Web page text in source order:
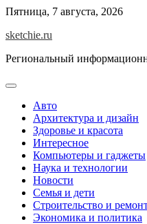
Skip
content
Пятница, 7 августа, 2026
sketchie.ru
Региональный
Авто
Архитектура и дизайн
Здоровье и красота
Интересное
Компьютеры и гаджеты
Наука и технологии
Новости
Семья и дети
Строительство и
Экономика и политика